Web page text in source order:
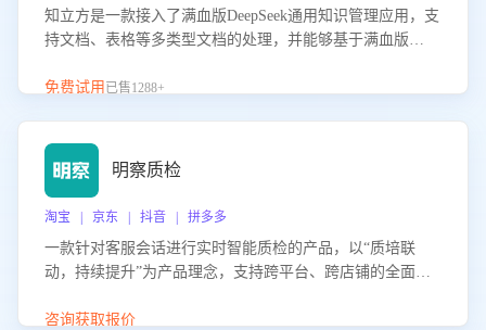
知立方是一款接入了满血版DeepSeek通用知识管理应用，支
持文档、表格等多类型文档的处理，并能够基于满血版
识支持，帮助用户高效管理和利用知识资源。通过该产品，
免费试用 已售1288+
明察质检
淘宝 | 京东 | 抖音 | 拼多多
一款针对客服会话进行实时智能质检的产品，以“质培联
动，持续提升”为产品理念，支持跨平台、跨店铺的全面、
升客服团队的销服能力。
咨询获取报价